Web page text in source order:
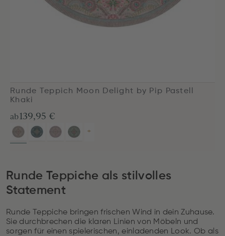
Runde Teppich Moon Delight by Pip Pastell
Khaki
ab139,95 €
+
Runde Teppiche als stilvolles
Statement
Runde Teppiche bringen frischen Wind in dein Zuhause.
Sie durchbrechen die klaren Linien von Möbeln und
sorgen für einen spielerischen, einladenden Look. Ob als